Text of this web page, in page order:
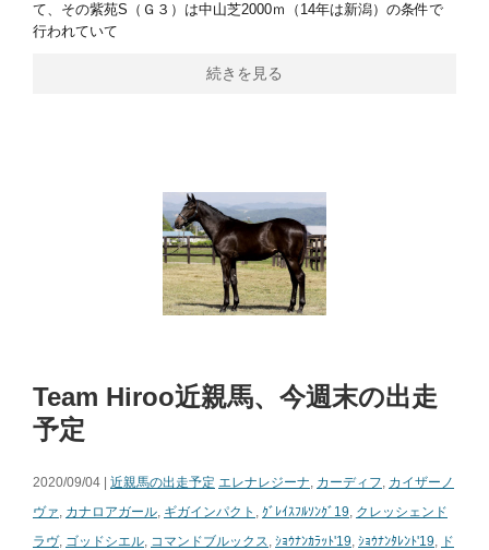
て、その紫苑S（Ｇ３）は中山芝2000ｍ（14年は新潟）の条件で
行われていて
続きを見る
Team Hiroo近親馬、今週末の出走
予定
2020/09/04 | 近親馬の出走予定 エレナレジーナ カーディフ カイザーノ
ヴァ カナロアガール ギガインパクト ｸﾞﾚｲｽﾌﾙｿﾝｸﾞ19 クレッシェンド
ラヴ, ゴッドシエル コマンドブルックス ｼｮｳﾅﾝｶﾗｯﾄ'19 ｼｮｳﾅﾝﾀﾚﾝﾄ'19
ド